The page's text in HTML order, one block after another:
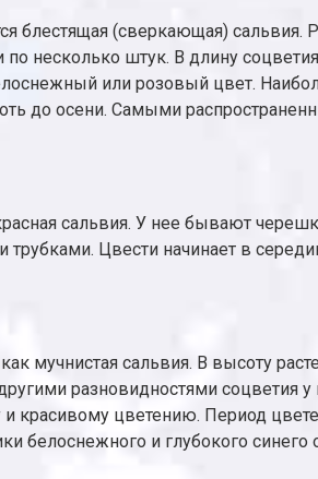
блестящая (сверкающая)
несколько штук. В длину
или розовый цвет.
до осени. Самыми
сальвия. У нее бывают
Цвести начинает в
мучнистая сальвия. В высоту
разновидностями соцветия
цветению. Период
белоснежного и глубокого